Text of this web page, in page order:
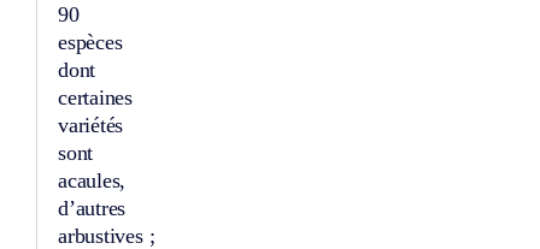
90
espèces
dont
certaines
variétés
sont
acaules,
d’autres
arbustives ;